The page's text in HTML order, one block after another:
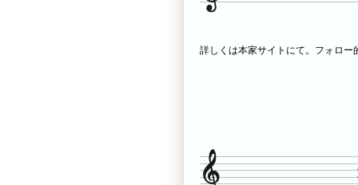
詳しくは本家サイトにて。フォロ